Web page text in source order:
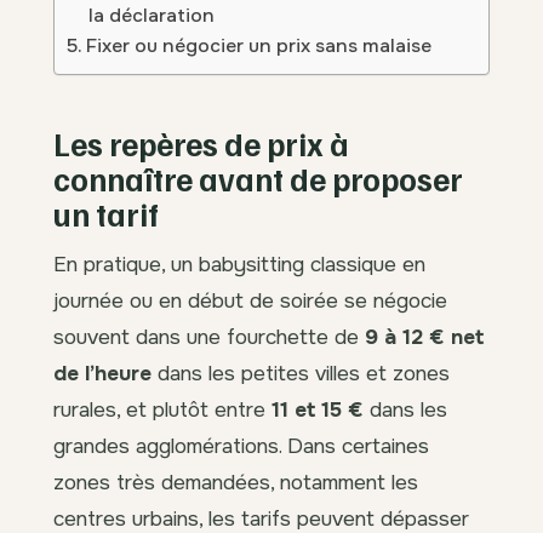
la déclaration
Fixer ou négocier un prix sans malaise
Les repères de prix à
connaître avant de proposer
un tarif
En pratique, un babysitting classique en
journée ou en début de soirée se négocie
souvent dans une fourchette de 9 à 12 € net
de l’heure dans les petites villes et zones
rurales, et plutôt entre 11 et 15 € dans les
grandes agglomérations. Dans certaines
zones très demandées, notamment les
centres urbains, les tarifs peuvent dépasser